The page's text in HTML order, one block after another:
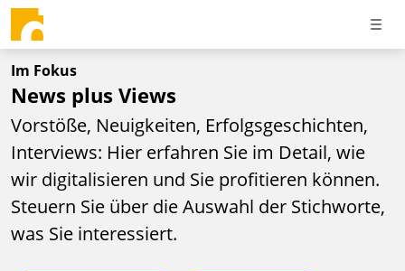
Im Fokus
News plus Views
Vorstöße, Neuigkeiten, Erfolgsgeschichten,
Interviews: Hier erfahren Sie im Detail, wie
wir digitalisieren und Sie profitieren können.
Steuern Sie über die Auswahl der Stichworte,
was Sie interessiert.